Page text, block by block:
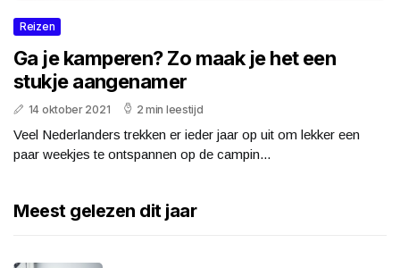
Reizen
Ga je kamperen? Zo maak je het een
stukje aangenamer
14 oktober 2021 2 min leestijd
Veel Nederlanders trekken er ieder jaar op uit om lekker een
paar weekjes te ontspannen op de campin...
Meest gelezen dit jaar